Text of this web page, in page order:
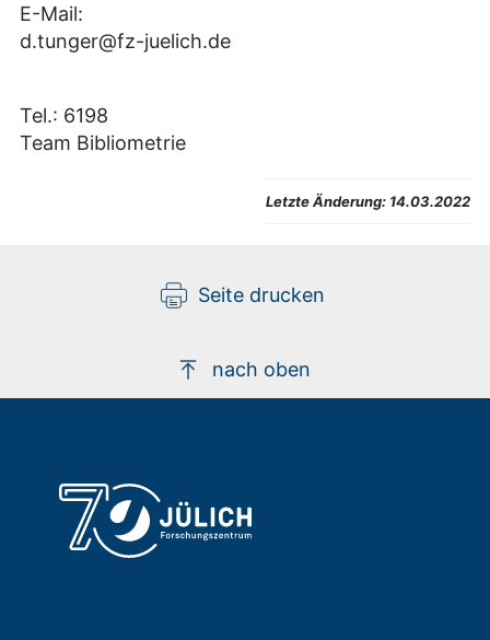
E-Mail:
d.tunger@fz-juelich.de
Tel.: 6198
Team Bibliometrie
Letzte Änderung: 14.03.2022
Seite drucken
nach oben